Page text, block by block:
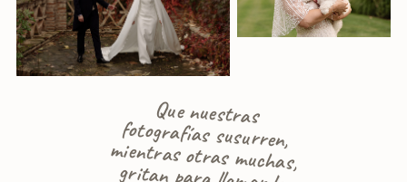
Que nuestras
fotografías susurren,
mientras otras muchas,
gritan para llamar la